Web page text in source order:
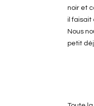
noir et
il faisait
Nous
petit